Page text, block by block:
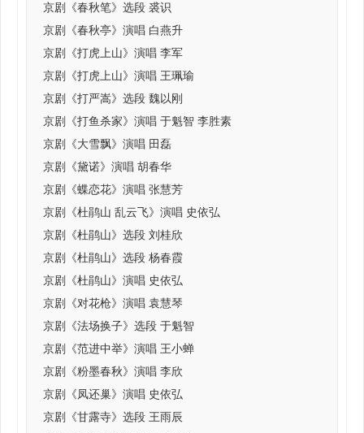
京剧《春秋笔》选段 裘识
京剧《春秋亭》演唱 白燕升
京剧《打虎上山》演唱 李军
京剧《打虎上山》演唱 王珮瑜
京剧《打严嵩》选段 魏以刚
京剧《打鱼杀家》演唱 于魁智 李胜素
京剧《大雪飘》演唱 田磊
京剧《黛诺》演唱 胡春华
京剧《蝶恋花》演唱 张慧芳
京剧《杜鹃山 乱云飞》演唱 史依弘
京剧《杜鹃山》选段 刘桂欣
京剧《杜鹃山》选段 杨春霞
京剧《杜鹃山》演唱 史依弘
京剧《对花枪》演唱 袁慧琴
京剧《法场换子》选段 于魁智
京剧《范进中举》演唱 王小蝉
京剧《粉墨春秋》演唱 李欣
京剧《凤还巢》演唱 史依弘
京剧《甘露寺》选段 王雨辰